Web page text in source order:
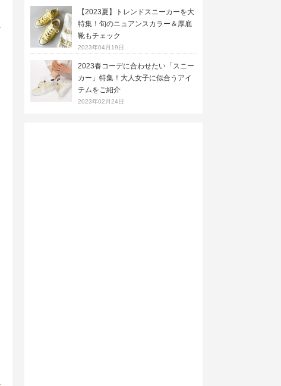
【2023夏】トレンドスニーカーを大
特集！旬のニュアンスカラー＆厚底
靴もチェック
2023年04月19日
2023春コーデに合わせたい「スニー
カー」特集！大人女子に似合うアイ
テムをご紹介
2023年02月24日